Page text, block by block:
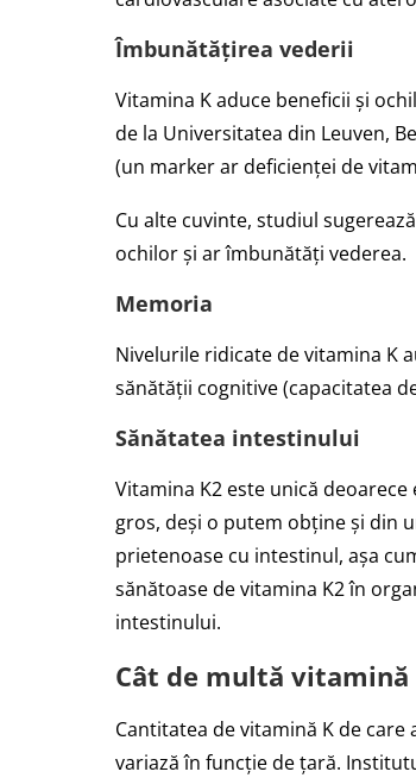
Îmbunătățirea vederii
Vitamina K aduce beneficii și
de la Universitatea din Leuven,
(un marker ar deficienței de
Cu alte cuvinte, studiul
ochilor și ar îmbunătăți vederea.
Memoria
Nivelurile ridicate de vitamina K
sănătății cognitive (capacitatea
Sănătatea intestinului
Vitamina K2 este unică
gros, deși o putem obține și din
prietenoase cu intestinul, așa
sănătoase de vitamina K2 în
intestinului.
Cât de multă vitamină
Cantitatea de vitamină K de
variază în funcție de țară.